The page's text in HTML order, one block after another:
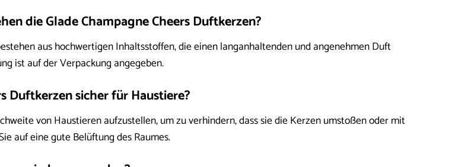
die Glade Champagne Cheers Duftkerzen?
aus hochwertigen Inhaltsstoffen, die einen langanhaltenden und angenehmen Duft
ist auf der Verpackung angegeben.
Duftkerzen sicher für Haustiere?
von Haustieren aufzustellen, um zu verhindern, dass sie die Kerzen umstoßen oder mit
auf eine gute Belüftung des Raumes.